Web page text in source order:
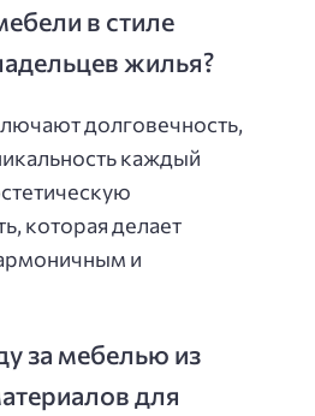
в стиле
жилья?
долговечность,
каждый
которая делает
и
за мебелью из
для